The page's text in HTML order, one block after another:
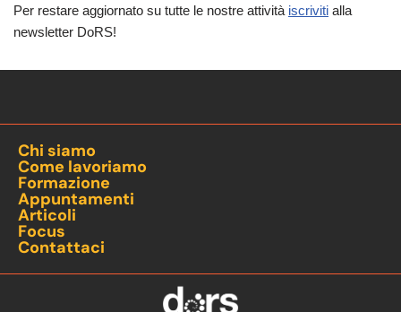
Per restare aggiornato su tutte le nostre attività iscriviti alla
newsletter DoRS!
Chi siamo
Come lavoriamo
Formazione
Appuntamenti
Articoli
Focus
Contattaci